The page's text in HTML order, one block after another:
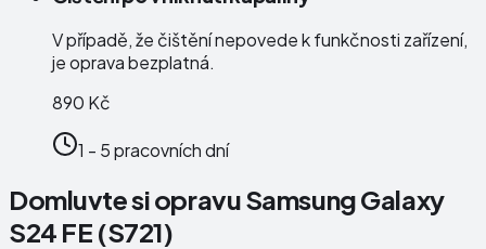
V případě, že čištění nepovede k funkčnosti zařízení,
je oprava bezplatná.
890 Kč
1 - 5 pracovních dní
Domluvte si opravu Samsung Galaxy
S24 FE (S721)